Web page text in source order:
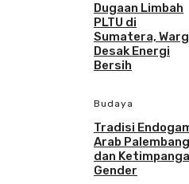
Dugaan Limbah
PLTU di
Sumatera,
Desak Energi
Bersih
Budaya
Tradisi
Arab Palembang
dan
Gender